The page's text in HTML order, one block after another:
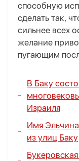
способную
сделать так,
сильнее всех
желание
пугающим
В Баку
Израиля
Имя
из улиц Баку